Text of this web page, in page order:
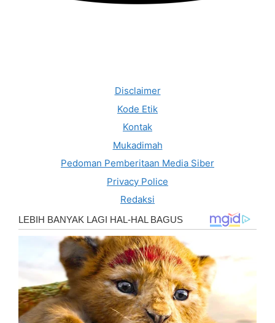
Disclaimer
Kode Etik
Kontak
Mukadimah
Pedoman Pemberitaan Media Siber
Privacy Police
Redaksi